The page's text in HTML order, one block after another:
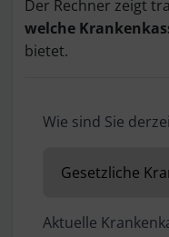
Der Rechner zeigt
welche
bietet.
Wie sind Sie
Aktuelle